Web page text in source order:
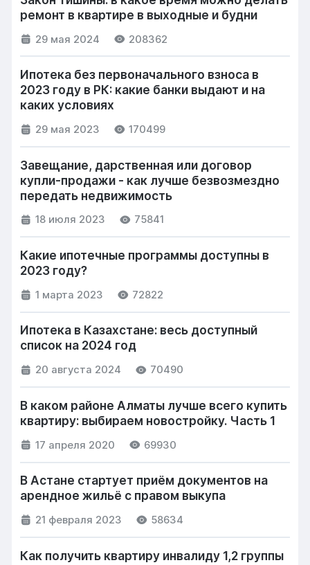
ремонт в квартире в выходные и будни
29 мая 2024 208362
Ипотека без первоначального взноса в
2023 году в РК: какие банки выдают и на
каких условиях
29 мая 2023 170499
Завещание, дарственная или договор
купли-продажи - как лучше безвозмездно
передать недвижимость
18 июля 2023 75841
Какие ипотечные программы доступны в
2023 году?
1 марта 2023 72822
Ипотека в Казахстане: весь доступный
список на 2024 год
20 августа 2024 70490
В каком районе Алматы лучше всего купить
квартиру: выбираем новостройку. Часть 1
17 апреля 2020 69930
В Астане стартует приём документов на
арендное жильё с правом выкупа
21 февраля 2023 58634
Как получить квартиру инвалиду 1,2 группы